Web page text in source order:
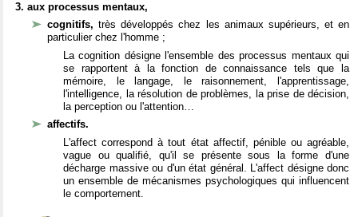
3. aux processus mentaux,
cognitifs,très développés chez les animaux supérieurs, et en
particulier chez l'homme ;
La cognition désigne l'ensemble des processus mentaux qui
se rapportent à la fonction de connaissance tels que la
mémoire, le langage, le raisonnement, l'apprentissage,
l'intelligence, la résolution de problèmes, la prise de décision,
la perception ou l'attention…
affectifs.
L'affect correspond à tout état affectif, pénible ou agréable,
vague ou qualifié, qu'il se présente sous la forme d'une
décharge massive ou d'un état général. L'affect désigne donc
un ensemble de mécanismes psychologiques qui influencent
le comportement.